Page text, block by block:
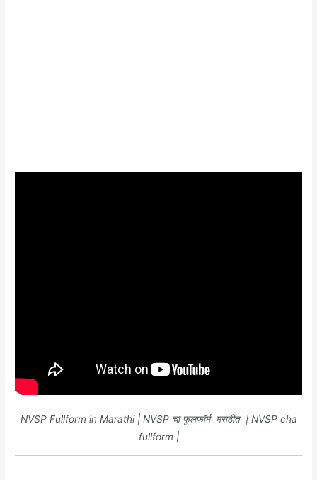
NVSP Fullform in Marathi | NVSP चा फूलफॉर्म मराठीत | NVSP cha
fullform |